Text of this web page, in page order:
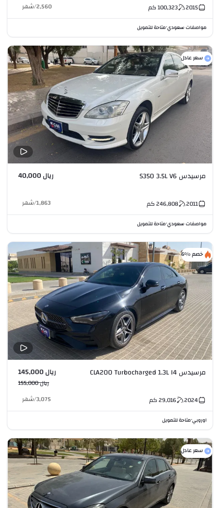
2015
100,323كم 2,560
/شهر
مواصفات سعودي•متاحة للتمويل
سعر عادل
مرسيدس S350 3.5L V6 ريال 40,000
2011
246,808كم 1,863
/شهر
مواصفات سعودي•متاحة للتمويل
خصم %6
مرسيدس CLA200 Turbocharged 1.3L I4 ريال 145,000
ريال 155,000
2024
29,016كم 3,075
/شهر
اوروبي•متاحة للتمويل
سعر عادل